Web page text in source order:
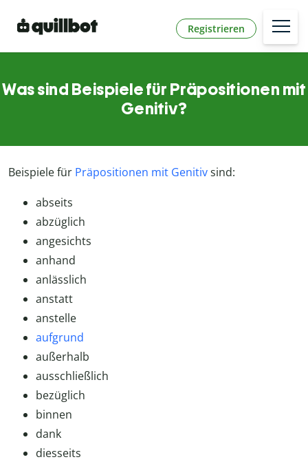
Registrieren
Was sind Beispiele für Präpositionen mit
Genitiv?
Beispiele für Präpositionen mit Genitivsind:
abseits
abzüglich
angesichts
anhand
anlässlich
anstatt
anstelle
aufgrund
außerhalb
ausschließlich
bezüglich
binnen
dank
diesseits